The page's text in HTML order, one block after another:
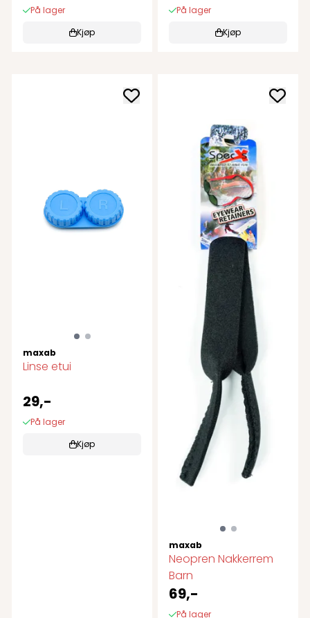
På lager
Kjøp
På lager
Kjøp
maxab
Linse etui
29,-
På lager
Kjøp
maxab
Neopren Nakkerrem
Barn
69,-
På lager